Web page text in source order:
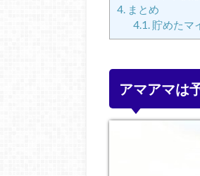
4. まとめ
4.1. 貯めたマ
アマアマは